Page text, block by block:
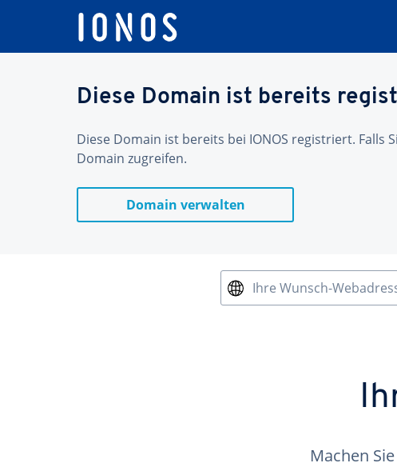
Diese Domain ist bereits
Diese Domain ist bereits bei IONOS registriert.
Domain zugreifen.
Domain verwalten
Ihre Wunsch-
Machen